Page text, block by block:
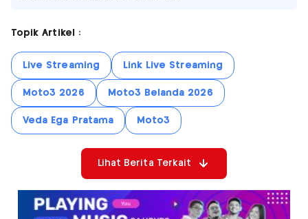
Topik Artikel :
Live Streaming Link Live Streaming
Moto3 2026 Moto3 Belanda 2026
Veda Ega Pratama Moto3
Lihat Berita Terkait